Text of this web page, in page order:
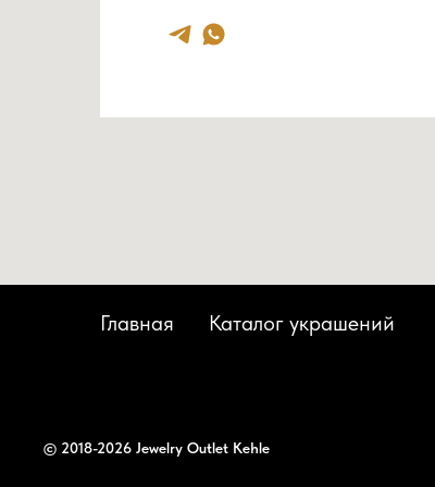
Главная Каталог украшений
© 2018-2026 Jewelry Outlet Kehle